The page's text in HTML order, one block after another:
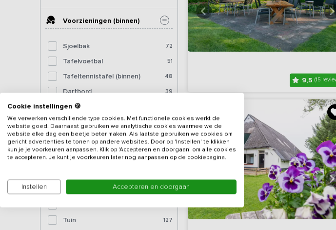
Voorzieningen (binnen)
Sjoelbak 72
Tafelvoetbal 51
Tafeltennistafel (binnen) 48
Dartbord 39
Pooltafel
Biljart 7
Fitnessapparatuur 10
Bioscoop 5
Voorzieningen (buiten)
Tuin 127
9,5(15
Cookie instellingen 🍪
We verwerken verschillende type cookies. Met functionele cookies werkt de
website goed. Daarnaast gebruiken we analytische cookies waarmee we de
website elke dag een beetje beter maken. Als laatste gebruiken we cookies om
gericht advertenties te tonen op andere websites. Door op 'Instellen' te klikken
kun je je voorkeuren aanpassen. Klik op 'Accepteren en doorgaan' om alle cookies
te accepteren. Je kunt je voorkeuren later nog aanpassen op de cookiepagina.
Instellen Accepteren en doorgaan